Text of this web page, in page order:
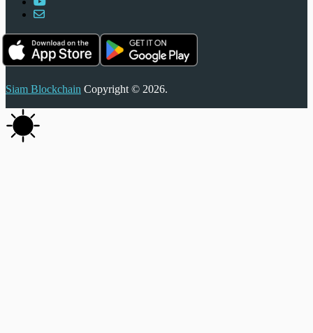
Siam Blockchain Copyright © 2026.